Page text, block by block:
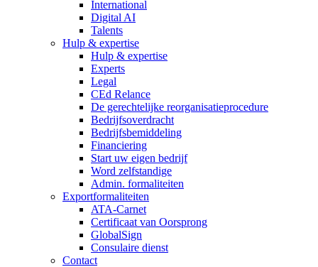
International
Digital AI
Talents
Hulp & expertise
Hulp & expertise
Experts
Legal
CEd Relance
De gerechtelijke reorganisatieprocedure
Bedrijfsoverdracht
Bedrijfsbemiddeling
Financiering
Start uw eigen bedrijf
Word zelfstandige
Admin. formaliteiten
Exportformaliteiten
ATA-Carnet
Certificaat van Oorsprong
GlobalSign
Consulaire dienst
Contact